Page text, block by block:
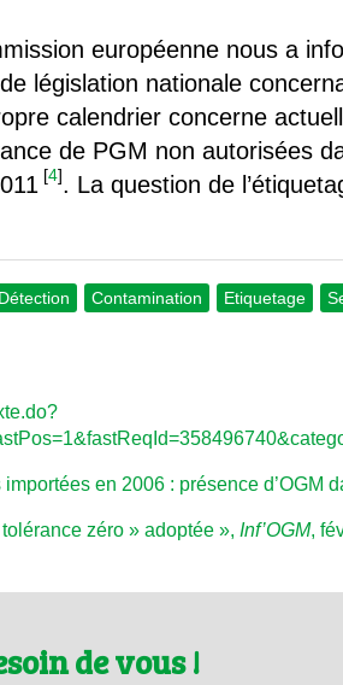
européenne nous a
législation nationale
calendrier concerne
de PGM non autorisées
[4]. La question de
Contamination Etiquetage
en 2006 : présence d’OGM
zéro » adoptée »,Inf’OGM,
de vous !